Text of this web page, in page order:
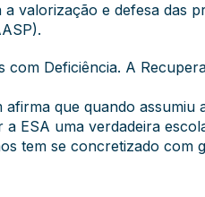
valorização e defesa das
com Deficiência. A
que quando assumiu
ESA uma verdadeira
tem se concretizado com